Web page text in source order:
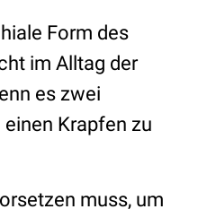
Form des
im Alltag der
es zwei
Krapfen zu
muss, um